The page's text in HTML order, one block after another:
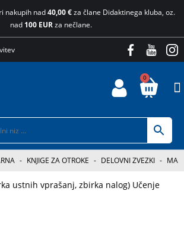
nakupih nad40,00 €za člane Didaktinega kluba, oz.
nad 100 EURza nečlane.
0
- KNJIGE ZA OTROKE - DELOVNI ZVEZKI -